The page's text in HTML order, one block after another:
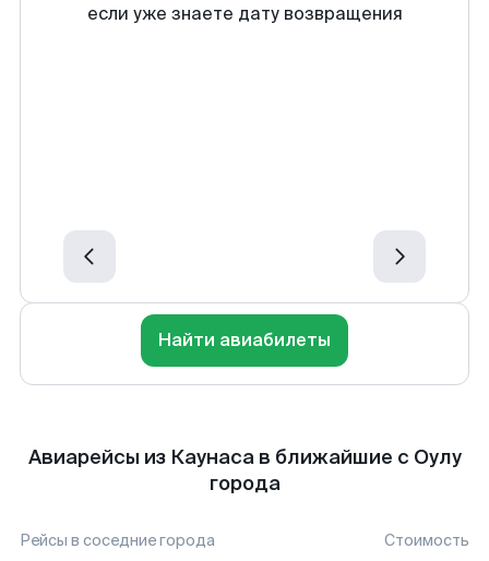
если уже знаете дату возвращения
Найти авиабилеты
Авиарейсы из Каунаса в ближайшие с Оулу
города
Рейсы в соседние города Стоимость